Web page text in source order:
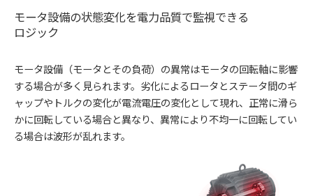
モータ設備の状態変化を電力品質で監視できる
ロジック
モータ設備（モータとその負荷）の異常はモータの回転軸に影響
する場合が多く見られます。劣化によるロータとステータ間のギ
ャップやトルクの変化が電流電圧の変化として現れ、正常に滑ら
かに回転している場合と異なり、異常により不均一に回転してい
る場合は波形が乱れます。